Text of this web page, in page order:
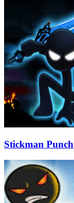
Stickman Punch